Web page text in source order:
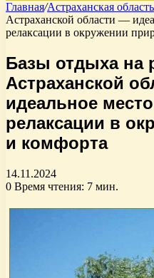
Главная/Астраханская область
Астраханской области —
релаксации в окружении
Базы отдыха на
Астраханской
идеальное
релаксации в
и комфорта
14.11.2024
0 Время чтения: 7 мин.